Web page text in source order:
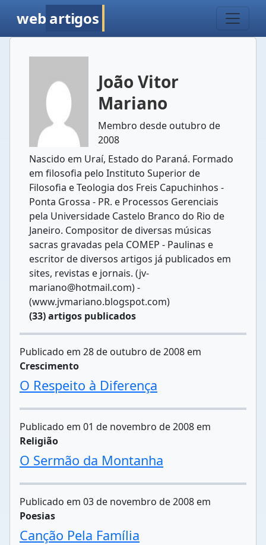
web artigos
João Vitor
Mariano
Membro desde outubro de
2008
Nascido em Uraí, Estado do Paraná. Formado
em filosofia pelo Instituto Superior de
Filosofia e Teologia dos Freis Capuchinhos -
Ponta Grossa - PR. e Processos Gerenciais
pela Universidade Castelo Branco do Rio de
Janeiro. Compositor de diversas músicas
sacras gravadas pela COMEP - Paulinas e
escritor de diversos artigos já publicados em
sites, revistas e jornais. (jv-
mariano@hotmail.com) -
(www.jvmariano.blogspot.com)
(33) artigos publicados
Publicado em 28 de outubro de 2008 em
Crescimento
O Respeito à Diferença
Publicado em 01 de novembro de 2008 em
Religião
O Sermão da Montanha
Publicado em 03 de novembro de 2008 em
Poesias
Canção Pela Família